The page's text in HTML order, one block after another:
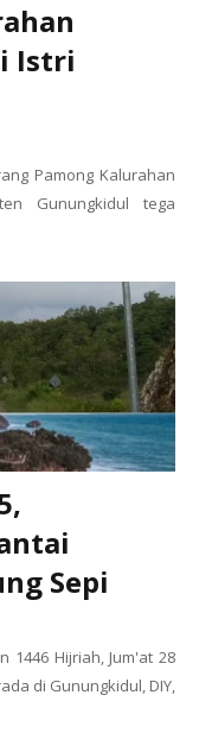
Istri
Pamong Kalurahan
Gunungkidul tega
Sepi
1446 Hijriah, Jum'at 28
di Gunungkidul, DIY,